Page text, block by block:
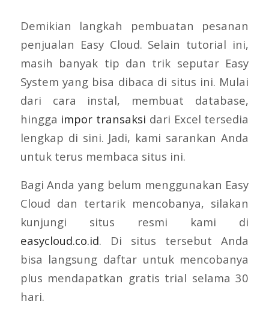
Demikian langkah pembuatan pesanan
penjualan Easy Cloud. Selain tutorial ini,
masih banyak tip dan trik seputar Easy
System yang bisa dibaca di situs ini. Mulai
dari cara instal, membuat database,
hingga impor transaksi dari Excel tersedia
lengkap di sini. Jadi, kami sarankan Anda
untuk terus membaca situs ini.
Bagi Anda yang belum menggunakan Easy
Cloud dan tertarik mencobanya, silakan
kunjungi situs resmi kami di
easycloud.co.id. Di situs tersebut Anda
bisa langsung daftar untuk mencobanya
plus mendapatkan gratis trial selama 30
hari.